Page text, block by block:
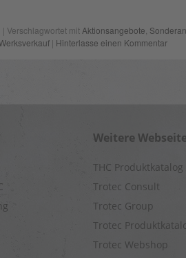
| Verschlagwortet mit Aktionsangebote
| Hinterlasse einen Kommentar
Weitere
THC Produktkatalog
Trotec Consult
Trotec Group
Trotec
Trotec Webshop